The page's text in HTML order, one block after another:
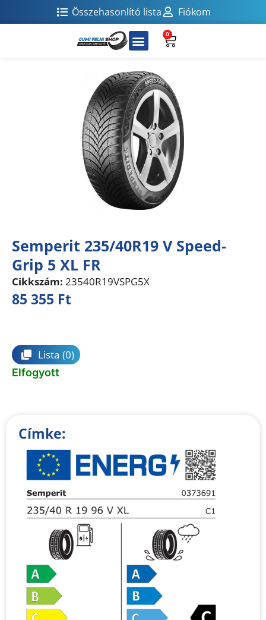
Összehasonlító lista Fiókom
0
Semperit 235/40R19 V Speed-
Grip 5 XL FR
Cikkszám: 23540R19VSPG5X
85 355 Ft
Lista (0)
Elfogyott
Címke: